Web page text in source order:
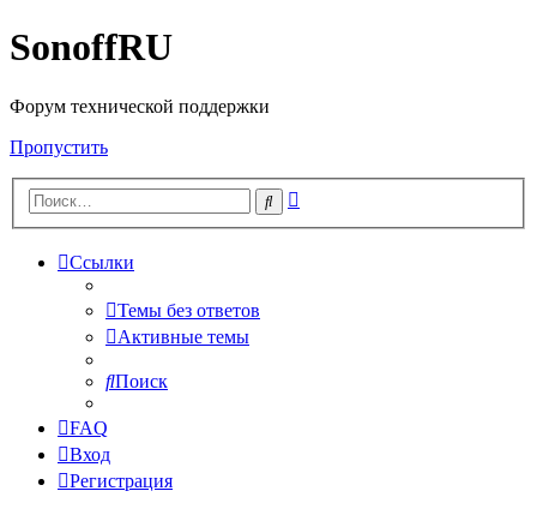
SonoffRU
Форум технической поддержки
Пропустить
Поиск
Ссылки
Темы без ответов
Активные темы
Поиск
FAQ
Вход
Регистрация